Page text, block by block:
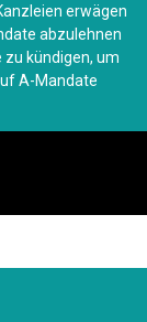
erwägen
abzulehnen
kündigen, um
A-Mandate